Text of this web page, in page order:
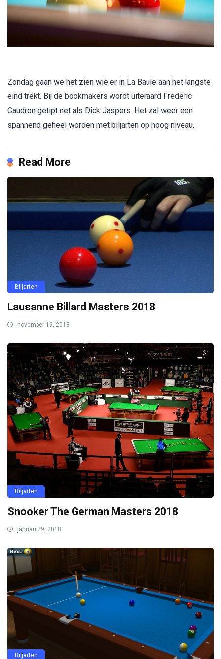
Zondag gaan we het zien wie er in La Baule aan het langste
eind trekt. Bij de bookmakers wordt uiteraard Frederic
Caudron getipt net als Dick Jaspers. Het zal weer een
spannend geheel worden met biljarten op hoog niveau.
Read More
Biljarten
Lausanne Billard Masters 2018
november 19, 2018
Biljarten
Snooker The German Masters 2018
januari 29, 2018
Biljarten